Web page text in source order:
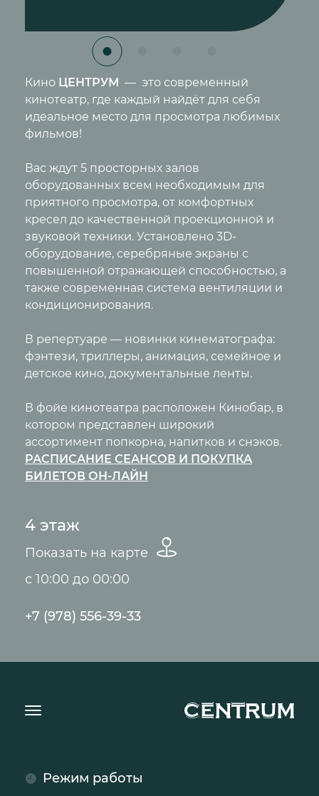
Кино ЦЕНТРУМ — это современный
кинотеатр, где каждый найдёт для себя
идеальное место для просмотра любимых
фильмов!
Вас ждут 5 просторных залов
оборудованных всем необходимым для
приятного просмотра, от комфортных
кресел до качественной проекционной и
звуковой техники. Установлено 3D-
оборудование, серебряные экраны с
повышенной отражающей способностью, а
также современная система вентиляции и
кондиционирования.
В репертуаре — новинки кинематографа:
фэнтези, триллеры, анимация, семейное и
детское кино, документальные ленты.
В фойе кинотеатра расположен Кинобар, в
котором представлен широкий
ассортимент попкорна, напитков и снэков.
РАСПИСАНИЕ СEАНСОВ И ПОКУПКА
БИЛЕТОВ ОН-ЛАЙН
4 этаж
Показать на карте
с 10:00 до 00:00
+7 (978) 556-39-33
Режим работы